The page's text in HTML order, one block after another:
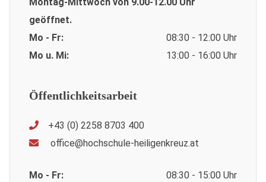
Montag-Mittwoch von 9.00-12.00 Uhr
geöffnet.
Mo - Fr:
08:30 - 12:00 Uhr
Mo u. Mi:
13:00 - 16:00 Uhr
Öffentlichkeitsarbeit
+43 (0) 2258 8703 400
office@hochschule-heiligenkreuz.at
Mo - Fr: 08:30 - 15:00 Uhr